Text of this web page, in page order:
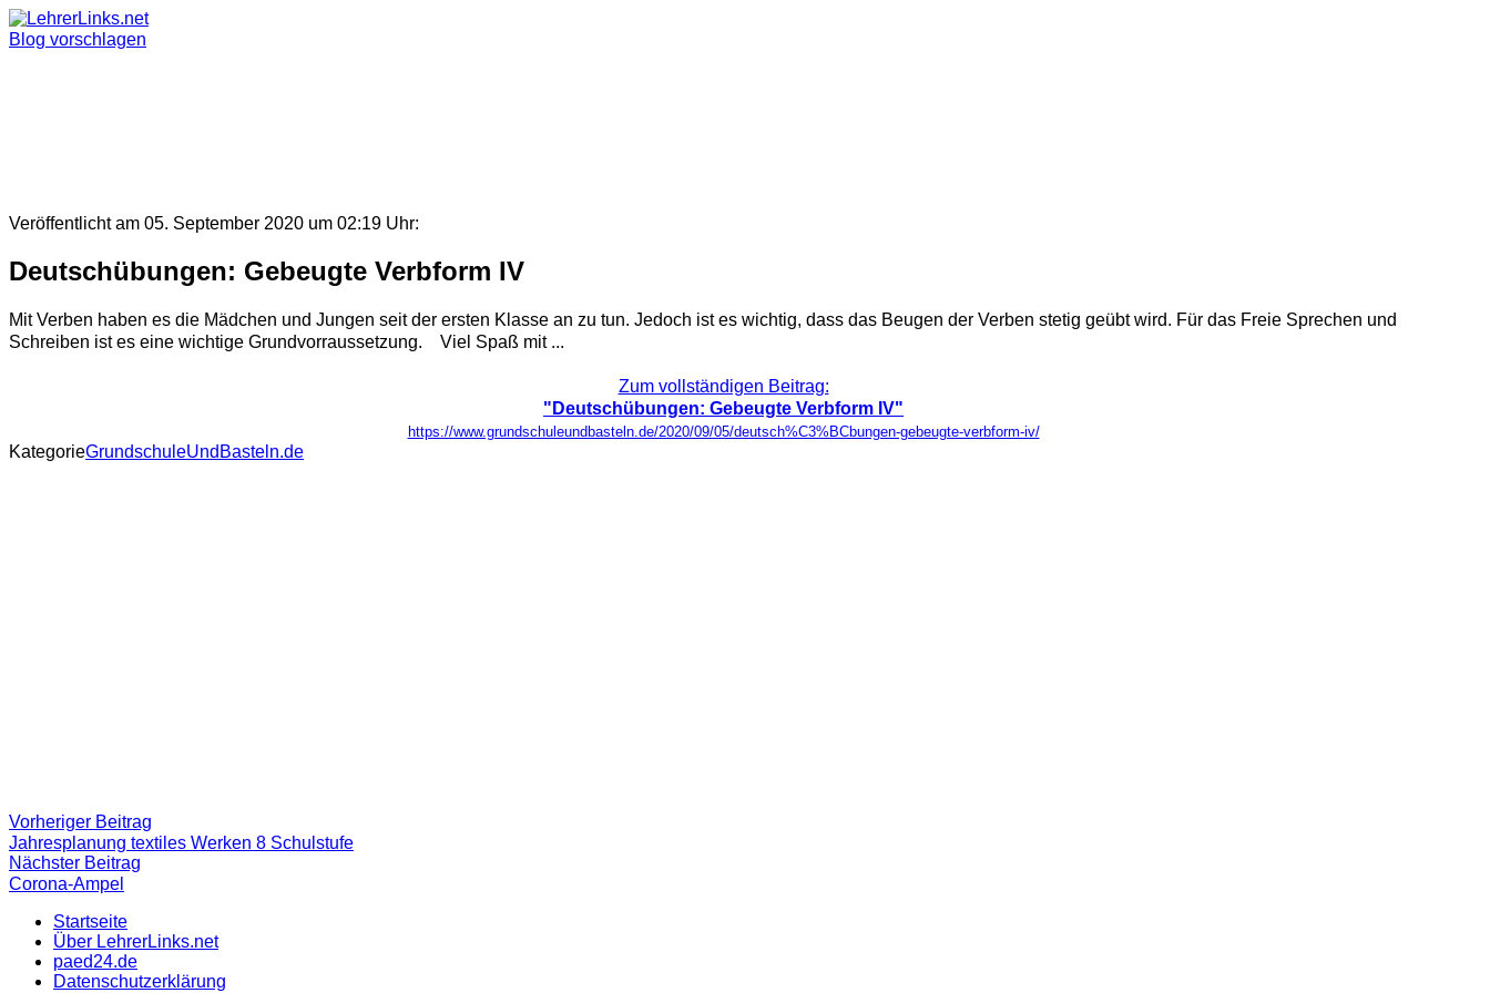
Skip
to
Blog vorschlagen
Veröffentlicht am 05. September 2020 um 02:19 Uhr:
Deutschübungen: Gebeugte Verbform IV
Mit Verben haben es die Mädchen und Jungen seit der ersten Klasse an zu tun. Jedoch ist es wichtig, dass das Beugen der Verben stetig geübt wird. Für das Freie Sprechen und
Schreiben ist es eine wichtige Grundvorraussetzung. Viel Spaß mit ...
Zum vollständigen Beitrag:
"Deutschübungen: Gebeugte Verbform IV"
https://www.grundschuleundbasteln.de/2020/09/05/deutsch%C3%BCbungen-gebeugte-verbform-iv/
KategorieGrundschuleUndBasteln.de
Beitragsnavigation
Vorheriger Beitrag
Beitrag:
Jahresplanung textiles Werken 8 Schulstufe
Nächster Beitrag
Corona-Ampel
Startseite
Über LehrerLinks.net
paed24.de
Datenschutzerklärung